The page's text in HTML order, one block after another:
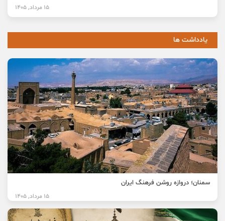
15 مرداد, 1405
یادداشت ها
سمنان؛ دروازه روشن فرهنگ ایران
15 مرداد, 1405